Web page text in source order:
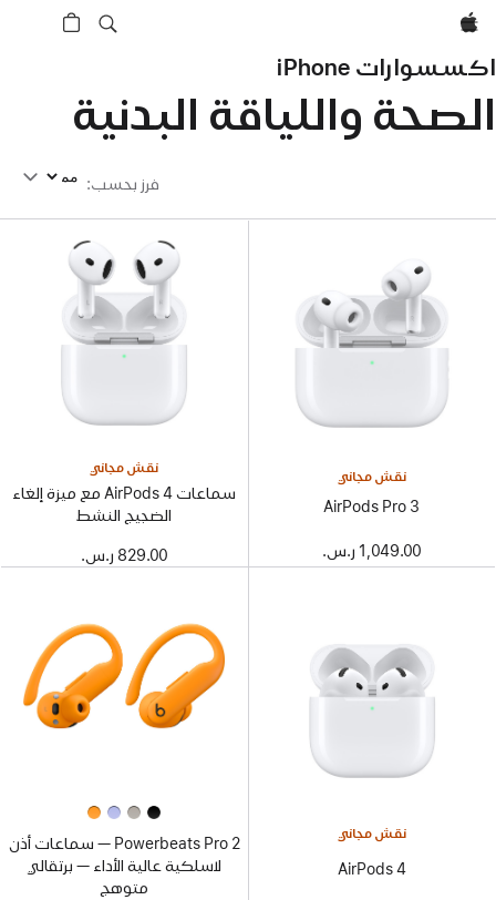
Apple‏
اكسسوارات iPhone‏
الصحة واللياقة البدنية
فرز بحسب: فرز بحسب
نقش مجاني
AirPods Pro 3
1,049.00 ر.س.‏
نقش مجاني
سماعات AirPods 4 مع ميزة إلغاء
الضجيج النشط
829.00 ر.س.‏
نقش مجاني
AirPods 4
2 Powerbeats Pro — سماعات أذن
لاسلكية عالية الأداء — برتقالي
متوهج